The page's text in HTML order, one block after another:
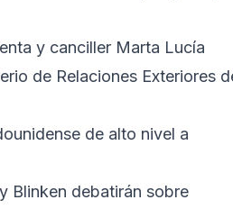
y canciller Marta Lucía
de Relaciones Exteriores
de alto nivel a
Blinken debatirán sobre